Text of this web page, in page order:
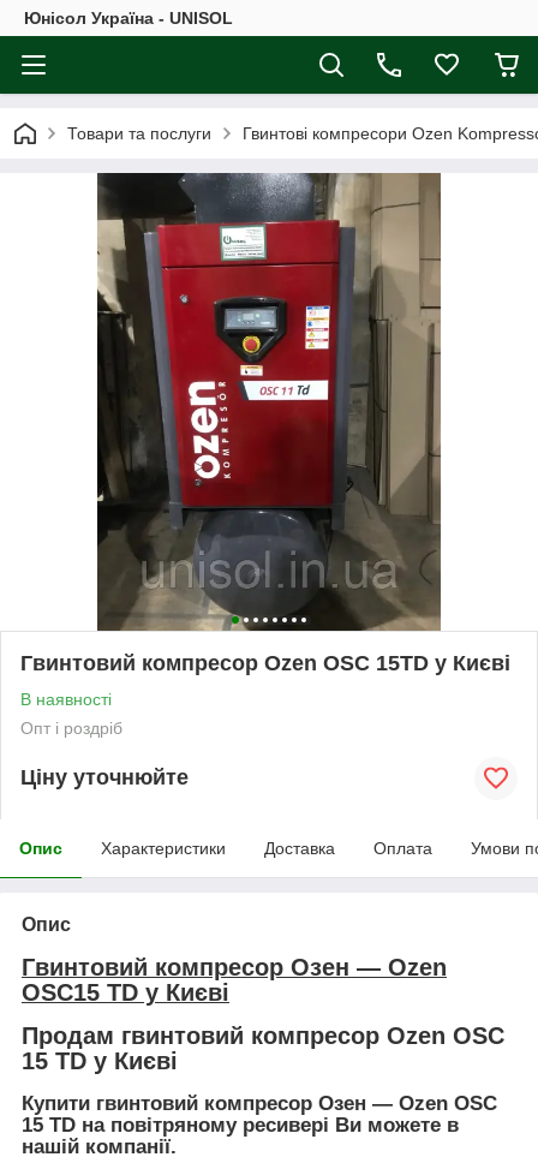
Юнісол Україна - UNISOL
Товари та послуги Гвинтові компресори Ozen
Гвинтовий компресор Ozen OSC 15TD у Києві
В наявності
Опт і роздріб
Ціну уточнюйте
Опис Характеристики Доставка Оплата Умови
Опис
Гвинтовий компресор Озен — Ozen
OSC15 TD у Києві
Продам гвинтовий компресор Ozen OSC
15 TD у Києві
Купити гвинтовий компресор Озен — Ozen OSC
15 TD на повітряному ресивері Ви можете в
нашій компанії.